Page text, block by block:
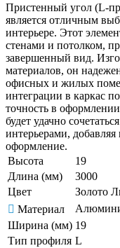
Пристенный угол (L-
является отличным
интерьере. Этот
стенами и потолком,
завершенный вид.
материалов, он
офисных и жилых
интеграции в каркас
точность в
будет удачно
интерьерами,
оформление.
Высота
19
Длина (мм)
3000
Цвет
Золото
Материал
Ширина (мм) 19
Тип профиля L